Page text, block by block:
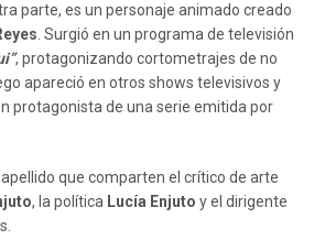
parte, es un personaje animado creado
. Surgió en un programa de televisión
, protagonizando cortometrajes de no
apareció en otros shows televisivos y
protagonista de una serie emitida por
que comparten el crítico de arte
, la política Lucía Enjuto y el dirigente